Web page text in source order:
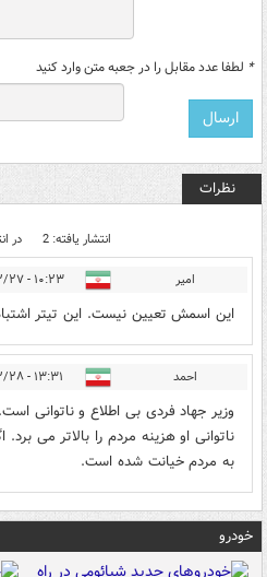
* لطفا عدد مقابل را در جعبه متن وارد کنید
نظرات
انتشار یافته: 2 در
امیر ۱۰:۲۳ - ۱۴۰۴/۰۲/۲۷
این اسمش تعیین نیست. این تیتر
احمد ۱۳:۳۱ - ۱۴۰۴/۰۲/۲۸
وزیر جهاد فردی بی اطلاع و ناتوانی
ناتوانی او هزینه مردم را بالاتر می
به مردم خیانت شده است.
خودرو